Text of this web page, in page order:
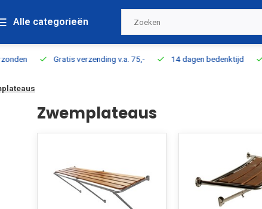
Alle categorieën
Gratis verzending v.a. 75,- 14 dagen bedenktijd
Zwemplateaus